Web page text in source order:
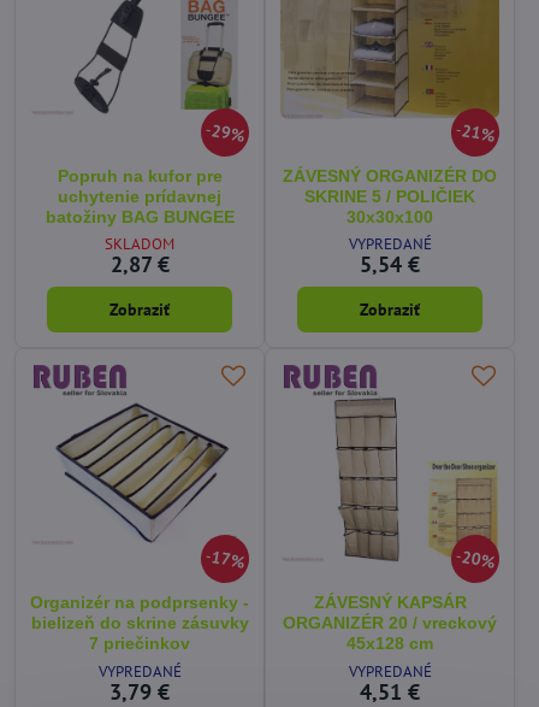
29%
Popruh na kufor pre
uchytenie prídavnej
batožiny BAG BUNGEE
SKLADOM
2,87 €
Zobraziť
21%
ZÁVESNÝ ORGANIZÉR DO
SKRINE 5 / POLIČIEK
30x30x100
VYPREDANÉ
5,54 €
Zobraziť
17%
Organizér na podprsenky -
bielizeň do skrine zásuvky
7 priečinkov
VYPREDANÉ
3,79 €
20%
ZÁVESNÝ KAPSÁR
ORGANIZÉR 20 / vreckový
45x128 cm
VYPREDANÉ
4,51 €